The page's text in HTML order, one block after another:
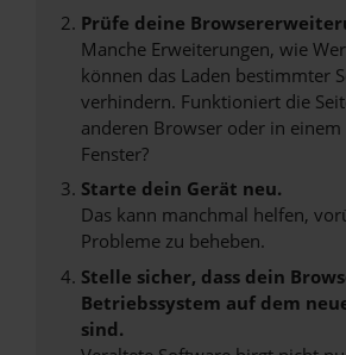
Prüfe deine
Manche Erweiterungen, wie
können das Laden bestimmter
verhindern. Funktioniert die
anderen Browser oder in
Fenster?
Starte dein Gerät neu.
Das kann manchmal helfen,
Probleme zu beheben.
Stelle sicher, dass dein
Betriebssystem auf dem
sind.